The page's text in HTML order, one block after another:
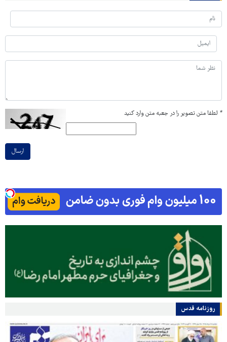
* لطفا متن تصویر را در جعبه متن وارد کنید
ارسال
روزنامه قدس